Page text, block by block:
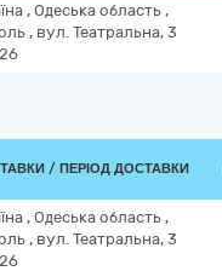
, Одеська область ,
, вул. Театральна, 3
/ ПЕРІОД ДОСТАВКИ
, Одеська область ,
, вул. Театральна, 3